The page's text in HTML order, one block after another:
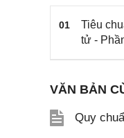
01
Tiêu
tử -
VĂN BẢN
Quy